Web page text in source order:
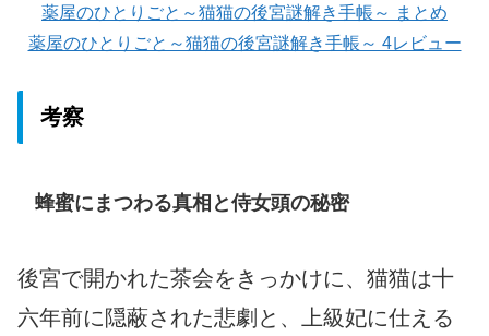
薬屋のひとりごと～猫猫の後宮謎解き手帳～ まとめ
薬屋のひとりごと～猫猫の後宮謎解き手帳～ 4レビュー
考察
蜂蜜にまつわる真相と侍女頭の秘密
後宮で開かれた茶会をきっかけに、猫猫は十
六年前に隠蔽された悲劇と、上級妃に仕える